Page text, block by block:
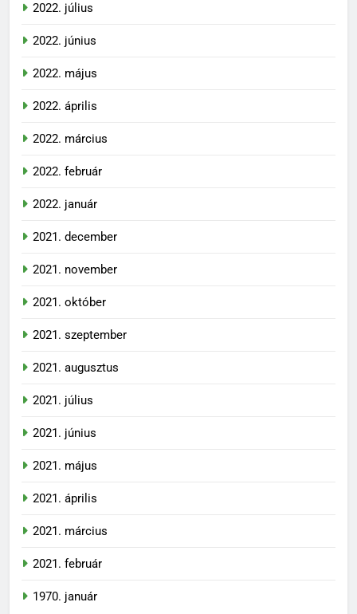
2022. július
2022. június
2022. május
2022. április
2022. március
2022. február
2022. január
2021. december
2021. november
2021. október
2021. szeptember
2021. augusztus
2021. július
2021. június
2021. május
2021. április
2021. március
2021. február
1970. január